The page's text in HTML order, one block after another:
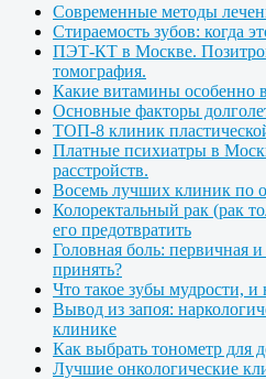
Современные методы
Стираемость зубов: когда
ПЭТ-КТ в Москве.
томография.
Какие витамины особенно
Основные факторы
ТОП-8 клиник
Платные психиатры в
расстройств.
Восемь лучших клиник по
Колоректальный рак (рак
его предотвратить
Головная боль: первичная
принять?
Что такое зубы мудрости,
Вывод из запоя:
клинике
Как выбрать тонометр для
Лучшие онкологические